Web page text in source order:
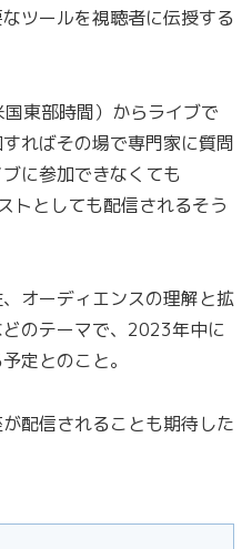
ツールを視聴者に伝授する
東部時間）からライブで
ればその場で専門家に質問
に参加できなくても
としても配信されるそう
オーディエンスの理解と拡
のテーマで、2023年中に
定とのこと。
配信されることも期待した